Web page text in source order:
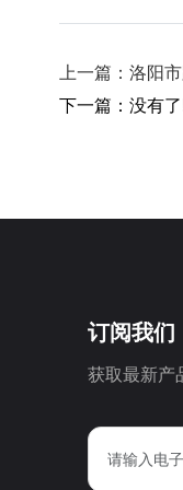
上一篇：洛阳
下一篇：没有
订阅我们
获取最新产